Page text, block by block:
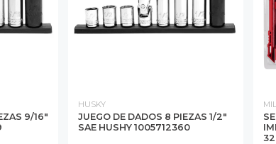
9/16"
HUSKY
JUEGO DE DADOS 8 PIEZAS 1/2"
SAE HUSHY 1005712360